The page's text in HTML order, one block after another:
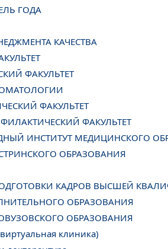
ГОДА
КАЧЕСТВА
ФАКУЛЬТЕТ
ФАКУЛЬТЕТ
ФАКУЛЬТЕТ
ИНСТИТУТ МЕДИЦИНСКОГО
ОБРАЗОВАНИЯ
КАДРОВ ВЫСШЕЙ
ОБРАЗОВАНИЯ
ОБРАЗОВАНИЯ
клиника)